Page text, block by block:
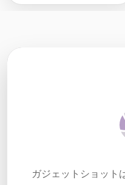
ガジェットショット